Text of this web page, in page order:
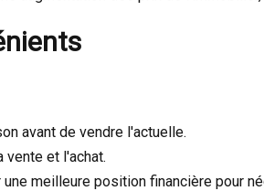
avant de vendre l'actuelle.
vente et l'achat.
meilleure position financière pour